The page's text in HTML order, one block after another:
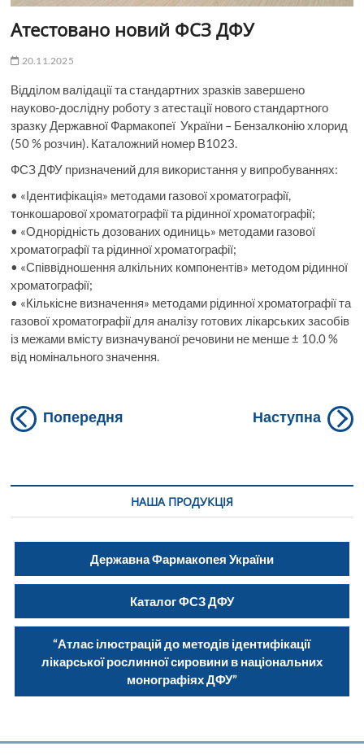
Атестовано новий ФСЗ ДФУ
20.11.2025
Відділом валідації та стандартних зразків завершено
науково-дослідну роботу з атестації нового стандартного
зразку Державної Фармакопеї України – Бензалконію хлорид
(50 % розчин). Каталожний номер В1023.
ФСЗ ДФУ призначений для використання у випробуваннях:
• «Ідентифікація» методами газової хроматографії,
тонкошарової хроматографії та рідинної хроматографії;
• «Однорідність дозованих одиниць» методами газової
хроматографії та рідинної хроматографії;
• «Співвідношення алкільних компонентів» методом рідинної
хроматографії;
• «Кількісне визначення» методами рідинної хроматографії та
газової хроматографії для аналізу готових лікарських засобів
із межами вмісту визначуваної речовини не менше ± 10.0 %
від номінального значення.
Навігація
Попередня Наступна
НАША ПРОДУКЦІЯ
Державна Фармакопея України
Каталог ФСЗ ДФУ
“Атлас ілюстрацій до методів ідентифікації
лікарської рослинної сировини в національних
монографіях ДФУ”